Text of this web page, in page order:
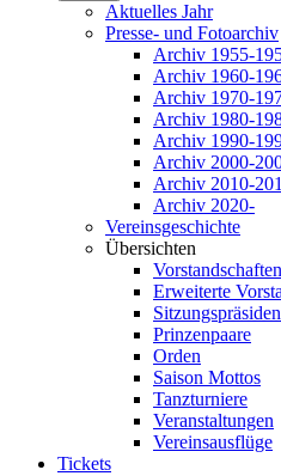
Aktuelles Jahr
Presse- und Fotoarchiv
Archiv 1955-
Archiv 1960-
Archiv 1970-
Archiv 1980-
Archiv 1990-
Archiv 2000-
Archiv 2010-
Archiv 2020-
Vereinsgeschichte
Übersichten
Vorstandschaften
Erweiterte
Prinzenpaare
Orden
Saison Mottos
Tanzturniere
Veranstaltungen
Vereinsausflüge
Tickets